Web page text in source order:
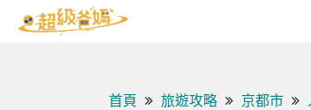
首頁 旅遊攻略 京都市